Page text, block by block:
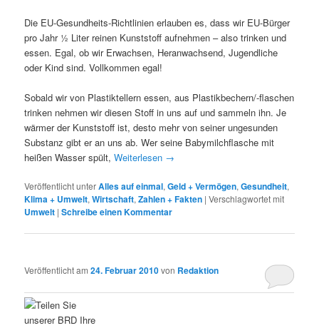
Die EU-Gesundheits-Richtlinien erlauben es, dass wir EU-Bürger
pro Jahr ½ Liter reinen Kunststoff aufnehmen – also trinken und
essen. Egal, ob wir Erwachsen, Heranwachsend, Jugendliche
oder Kind sind. Vollkommen egal!
Sobald wir von Plastiktellern essen, aus Plastikbechern/-flaschen
trinken nehmen wir diesen Stoff in uns auf und sammeln ihn. Je
wärmer der Kunststoff ist, desto mehr von seiner ungesunden
Substanz gibt er an uns ab. Wer seine Babymilchflasche mit
heißen Wasser spült,Weiterlesen →
Veröffentlicht unterAlles auf einmal,Geld + Vermögen,Gesundheit,
Klima + Umwelt,Wirtschaft,Zahlen + Fakten |Verschlagwortet mit
Umwelt |Schreibe einen Kommentar
Veröffentlicht am24. Februar 2010von Redaktion